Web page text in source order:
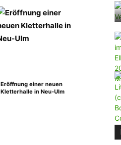
Eröffnung einer neuen
Kletterhalle in Neu-Ulm